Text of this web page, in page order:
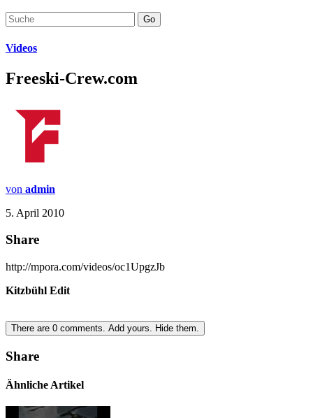
Go
Videos
Freeski-Crew.com
von admin
5. April 2010
Share
http://mpora.com/videos/oc1UpgzJb
Kitzbühl Edit
There are 0 comments. Add yours. Hide them.
Share
Ähnliche Artikel